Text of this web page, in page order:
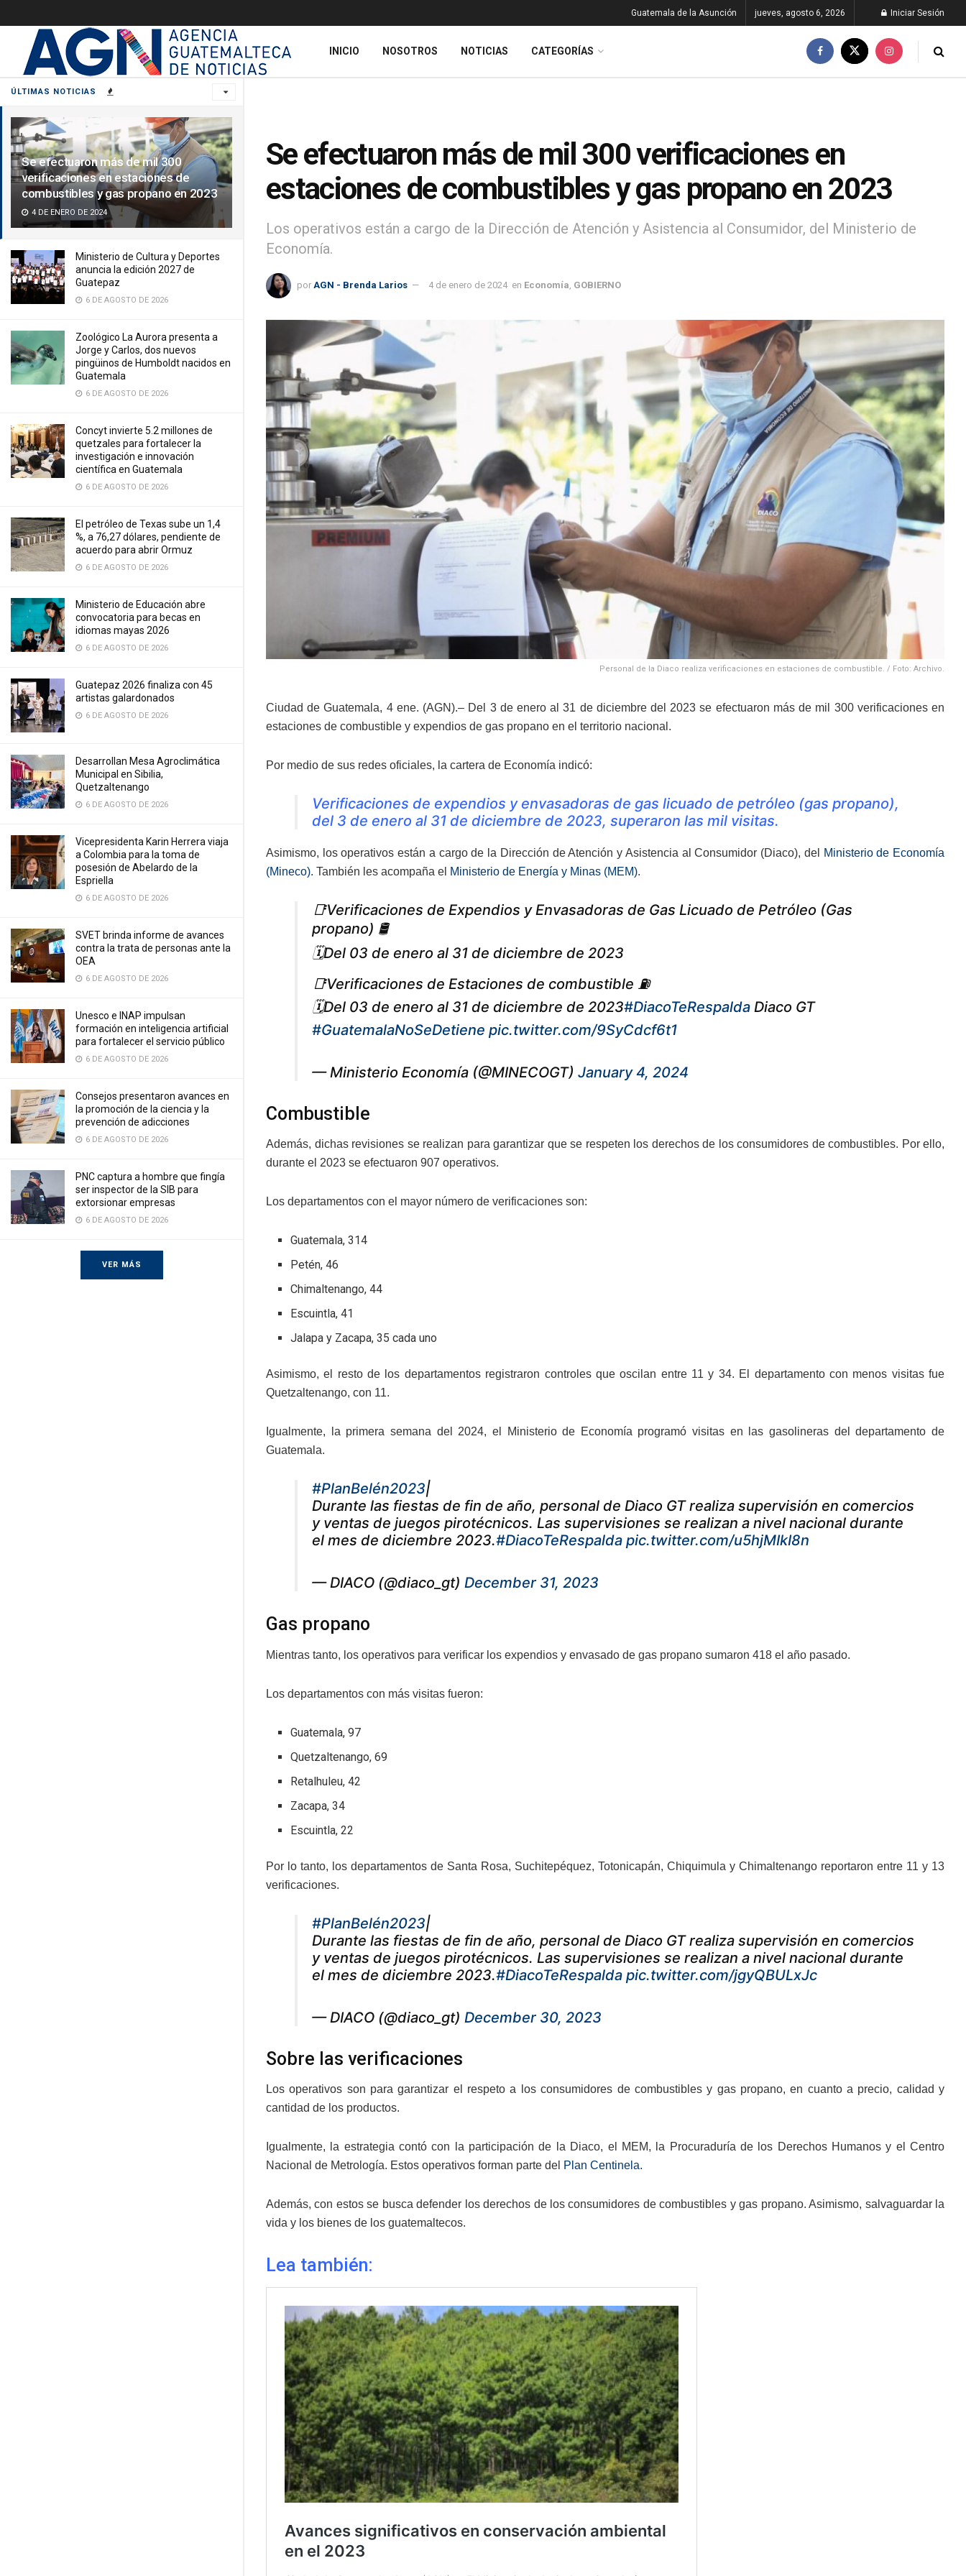
ÚLTIMAS NOTICIAS
Se efectuaron más de mil 300
verificaciones en estaciones de
combustibles y gas propano en 2023
4 DE ENERO DE 2024
Ministerio de Cultura y Deportes
anuncia la edición 2027 de
Guatepaz
6 DE AGOSTO DE 2026
Zoológico La Aurora presenta a
Jorge y Carlos, dos nuevos
pingüinos de Humboldt nacidos en
Guatemala
6 DE AGOSTO DE 2026
Concyt invierte 5.2 millones de
quetzales para fortalecer la
investigación e innovación
científica en Guatemala
6 DE AGOSTO DE 2026
El petróleo de Texas sube un 1,4
%, a 76,27 dólares, pendiente de
acuerdo para abrir Ormuz
6 DE AGOSTO DE 2026
Ministerio de Educación abre
convocatoria para becas en
idiomas mayas 2026
6 DE AGOSTO DE 2026
Guatepaz 2026 finaliza con 45
artistas galardonados
6 DE AGOSTO DE 2026
Desarrollan Mesa Agroclimática
Municipal en Sibilia,
Quetzaltenango
6 DE AGOSTO DE 2026
Vicepresidenta Karin Herrera viaja
a Colombia para la toma de
posesión de Abelardo de la
Espriella
6 DE AGOSTO DE 2026
SVET brinda informe de avances
contra la trata de personas ante la
OEA
6 DE AGOSTO DE 2026
Unesco e INAP impulsan
formación en inteligencia artificial
para fortalecer el servicio público
6 DE AGOSTO DE 2026
Consejos presentaron avances en
la promoción de la ciencia y la
prevención de adicciones
6 DE AGOSTO DE 2026
PNC captura a hombre que fingía
ser inspector de la SIB para
extorsionar empresas
6 DE AGOSTO DE 2026
VER MÁS
Guatemala de la Asunción jueves, agosto 6, 2026 Iniciar Sesión
INICIO NOSOTROS NOTICIAS CATEGORÍAS
Se efectuaron más de mil 300 verificaciones en
estaciones de combustibles y gas propano en 2023
Los operativos están a cargo de la Dirección de Atención y Asistencia al Consumidor, del Ministerio de
Economía.
por AGN - Brenda Larios 4 de enero de 2024 en Economía GOBIERNO
Personal de la Diaco realiza verificaciones en estaciones de combustible. / Foto: Archivo.
Ciudad de Guatemala, 4 ene. (AGN).– Del 3 de enero al 31 de diciembre del 2023 se efectuaron más de mil 300 verificaciones en
estaciones de combustible y expendios de gas propano en el territorio nacional.
Por medio de sus redes oficiales, la cartera de Economía indicó:
Verificaciones de expendios y envasadoras de gas licuado de petróleo (gas propano),
del 3 de enero al 31 de diciembre de 2023, superaron las mil visitas.
Asimismo, los operativos están a cargo de la Dirección de Atención y Asistencia al Consumidor (Diaco), del
Ministerio de Economía
(Mineco). También les acompaña el Ministerio de Energía y Minas (MEM).
📑Verificaciones de Expendios y Envasadoras de Gas Licuado de Petróleo (Gas
propano) 🛢️
🗓Del 03 de enero al 31 de diciembre de 2023
📑Verificaciones de Estaciones de combustible ⛽️
🗓Del 03 de enero al 31 de diciembre de 2023#DiacoTeRespalda Diaco GT
#GuatemalaNoSeDetiene pic.twitter.com/9SyCdcf6t1
— Ministerio Economía (@MINECOGT) January 4, 2024
Combustible
Además, dichas revisiones se realizan para garantizar que se respeten los derechos de los consumidores de combustibles. Por ello,
durante el 2023 se efectuaron 907 operativos.
Los departamentos con el mayor número de verificaciones son:
Guatemala, 314
Petén, 46
Chimaltenango, 44
Escuintla, 41
Jalapa y Zacapa, 35 cada uno
Asimismo, el resto de los departamentos registraron controles que oscilan entre 11 y 34. El departamento con menos visitas fue
Quetzaltenango, con 11.
Igualmente, la primera semana del 2024, el Ministerio de Economía programó visitas en las gasolineras del departamento de
Guatemala.
#PlanBelén2023|
Durante las fiestas de fin de año, personal de Diaco GT realiza supervisión en comercios
y ventas de juegos pirotécnicos. Las supervisiones se realizan a nivel nacional durante
el mes de diciembre 2023.#DiacoTeRespalda pic.twitter.com/u5hjMIkI8n
— DIACO (@diaco_gt) December 31, 2023
Gas propano
Mientras tanto, los operativos para verificar los expendios y envasado de gas propano sumaron 418 el año pasado.
Los departamentos con más visitas fueron:
Guatemala, 97
Quetzaltenango, 69
Retalhuleu, 42
Zacapa, 34
Escuintla, 22
Por lo tanto, los departamentos de Santa Rosa, Suchitepéquez, Totonicapán, Chiquimula y Chimaltenango reportaron entre 11 y 13
verificaciones.
#PlanBelén2023|
Durante las fiestas de fin de año, personal de Diaco GT realiza supervisión en comercios
y ventas de juegos pirotécnicos. Las supervisiones se realizan a nivel nacional durante
el mes de diciembre 2023.#DiacoTeRespalda pic.twitter.com/jgyQBULxJc
— DIACO (@diaco_gt) December 30, 2023
Sobre las verificaciones
Los operativos son para garantizar el respeto a los consumidores de combustibles y gas propano, en cuanto a precio, calidad y
cantidad de los productos.
Igualmente, la estrategia contó con la participación de la Diaco, el MEM, la Procuraduría de los Derechos Humanos y el Centro
Nacional de Metrología. Estos operativos forman parte del Plan Centinela.
Además, con estos se busca defender los derechos de los consumidores de combustibles y gas propano. Asimismo, salvaguardar la
vida y los bienes de los guatemaltecos.
Lea también: